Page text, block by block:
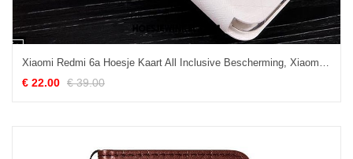
Xiaomi Redmi 6a Hoesje Kaart All Inclusive Bescherming, Xiaomi Redmi 6a Hoesje Mobiele Telefoon Hoes
€ 22.00 € 39.00